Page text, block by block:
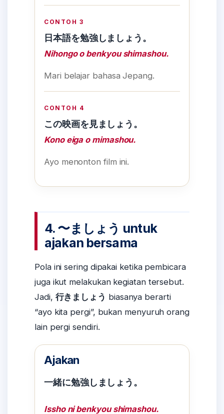
CONTOH 3
日本語を勉強しましょう。
Nihongo o benkyou shimashou.
Mari belajar bahasa Jepang.
CONTOH 4
この映画を見ましょう。
Kono eiga o mimashou.
Ayo menonton film ini.
4. 〜ましょう untuk
ajakan bersama
Pola ini sering dipakai ketika pembicara
juga ikut melakukan kegiatan tersebut.
Jadi, 行きましょう biasanya berarti
“ayo kita pergi”, bukan menyuruh orang
lain pergi sendiri.
Ajakan
一緒に勉強しましょう。
Issho ni benkyou shimashou.